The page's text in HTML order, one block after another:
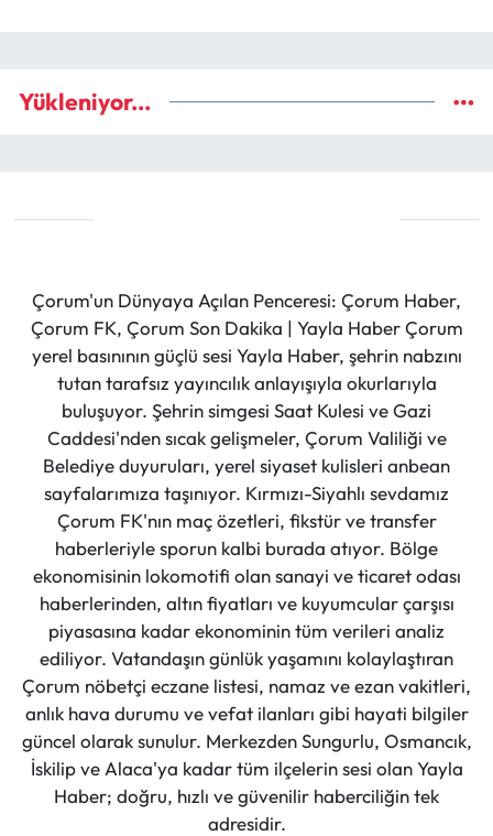
Yükleniyor...
Çorum'un Dünyaya Açılan Penceresi: Çorum Haber,
Çorum FK, Çorum Son Dakika | Yayla Haber Çorum
yerel basınının güçlü sesi Yayla Haber, şehrin nabzını
tutan tarafsız yayıncılık anlayışıyla okurlarıyla
buluşuyor. Şehrin simgesi Saat Kulesi ve Gazi
Caddesi'nden sıcak gelişmeler, Çorum Valiliği ve
Belediye duyuruları, yerel siyaset kulisleri anbean
sayfalarımıza taşınıyor. Kırmızı-Siyahlı sevdamız
Çorum FK'nın maç özetleri, fikstür ve transfer
haberleriyle sporun kalbi burada atıyor. Bölge
ekonomisinin lokomotifi olan sanayi ve ticaret odası
haberlerinden, altın fiyatları ve kuyumcular çarşısı
piyasasına kadar ekonominin tüm verileri analiz
ediliyor. Vatandaşın günlük yaşamını kolaylaştıran
Çorum nöbetçi eczane listesi, namaz ve ezan vakitleri,
anlık hava durumu ve vefat ilanları gibi hayati bilgiler
güncel olarak sunulur. Merkezden Sungurlu, Osmancık,
İskilip ve Alaca'ya kadar tüm ilçelerin sesi olan Yayla
Haber; doğru, hızlı ve güvenilir haberciliğin tek
adresidir.